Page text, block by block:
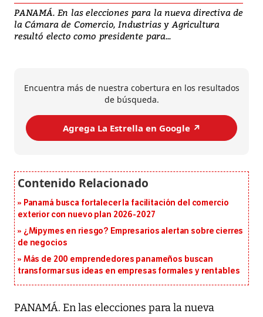
PANAMÁ. En las elecciones para la nueva directiva de
la Cámara de Comercio, Industrias y Agricultura
resultó electo como presidente para...
Encuentra más de nuestra cobertura en los resultados
de búsqueda.
Agrega La Estrella en Google ↗️
Panamá busca fortalecer la facilitación del comercio
exterior con nuevo plan 2026-2027
¿Mipymes en riesgo? Empresarios alertan sobre cierres
de negocios
Más de 200 emprendedores panameños buscan
transformar sus ideas en empresas formales y rentables
PANAMÁ. En las elecciones para la nueva